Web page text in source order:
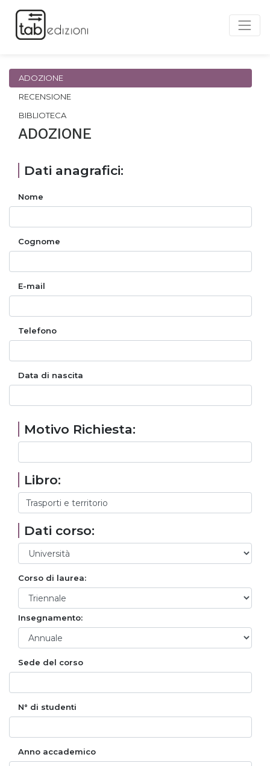
ADOZIONE
RECENSIONE
BIBLIOTECA
ADOZIONE
Dati anagrafici:
Nome
Cognome
E-mail
Telefono
Data di nascita
Motivo Richiesta:
Libro:
Dati corso:
Corso di laurea:
Insegnamento:
Sede del corso
N° di studenti
Anno accademico